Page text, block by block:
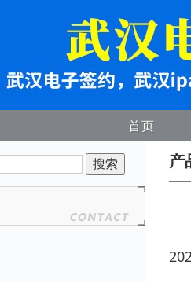
首页
产